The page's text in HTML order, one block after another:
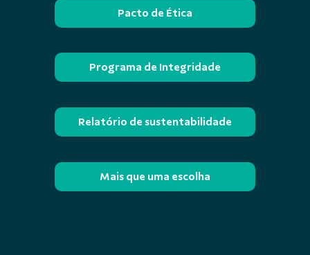
Pacto de Ética
Programa de Integridade
Relatório de sustentabilidade
Mais que uma escolha